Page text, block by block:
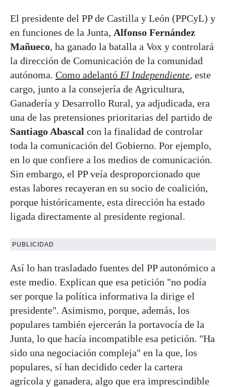
El presidente del PP de Castilla y León (PPCyL) y
en funciones de la Junta, Alfonso Fernández
Mañueco, ha ganado la batalla a Vox y controlará
la dirección de Comunicación de la comunidad
autónoma. Como adelantó El Independiente, este
cargo, junto a la consejería de Agricultura,
Ganadería y Desarrollo Rural, ya adjudicada, era
una de las pretensiones prioritarias del partido de
Santiago Abascal con la finalidad de controlar
toda la comunicación del Gobierno. Por ejemplo,
en lo que confiere a los medios de comunicación.
Sin embargo, el PP veía desproporcionado que
estas labores recayeran en su socio de coalición,
porque históricamente, esta dirección ha estado
ligada directamente al presidente regional.
PUBLICIDAD
Así lo han trasladado fuentes del PP autonómico a
este medio. Explican que esa petición "no podía
ser porque la política informativa la dirige el
presidente". Asimismo, porque, además, los
populares también ejercerán la portavocía de la
Junta, lo que hacía incompatible esa petición. "Ha
sido una negociación compleja" en la que, los
populares, sí han decidido ceder la cartera
agrícola y ganadera, algo que era imprescindible